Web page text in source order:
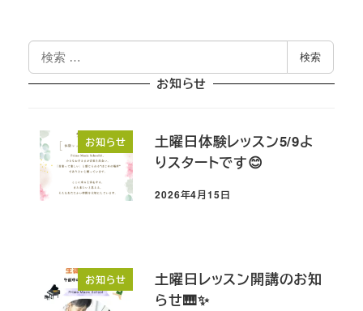
検
検索
お知らせ
お知らせ
土曜日体験レッスン5/9よ
りスタートです😊
投稿日
2026年4月15日
お知らせ
土曜日レッスン開講のお知
らせ🎹✨